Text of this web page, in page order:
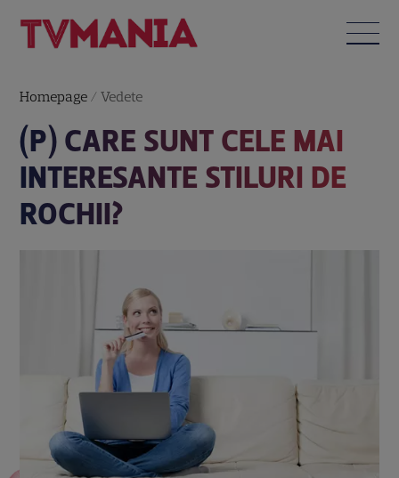
Homepage /Vedete
(P) CARE SUNT CELE MAI
INTERESANTE STILURI DE
ROCHII?